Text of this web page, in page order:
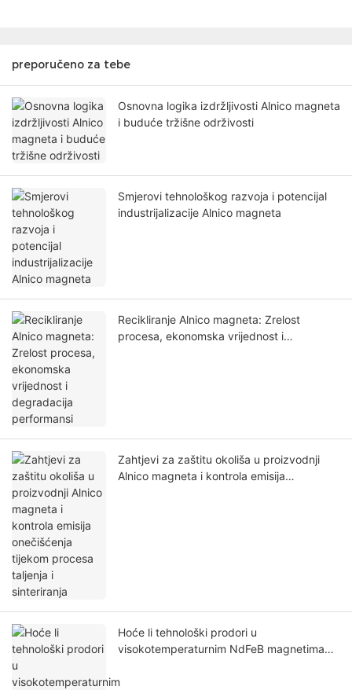
preporučeno za tebe
Osnovna logika izdržljivosti Alnico magneta
i buduće tržišne održivosti
Smjerovi tehnološkog razvoja i potencijal
industrijalizacije Alnico magneta
Recikliranje Alnico magneta: Zrelost
procesa, ekonomska vrijednost i
Zahtjevi za zaštitu okoliša u proizvodnji
Alnico magneta i kontrola emisija
Hoće li tehnološki prodori u
visokotemperaturnim NdFeB magnetima
na visokim temperaturama? Komparativna